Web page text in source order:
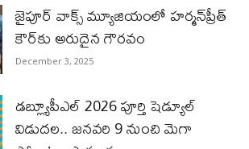
జైపూర్ వాక్స్ మ్యూజియంలో హర్మన్‌ప్రీత్
కౌర్‌కు అరుదైన గౌరవం
December 3, 2025
డబ్ల్యూపీఎల్ 2026 పూర్తి షెడ్యూల్
విడుదల.. జనవరి 9 నుంచి మెగా